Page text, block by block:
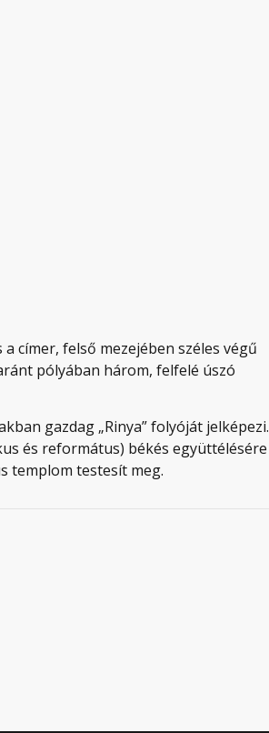
címer, felső mezejében széles végű
pólyában három, felfelé úszó
gazdag „Rinya” folyóját jelképezi.
és református) békés együttélésére
templom testesít meg.